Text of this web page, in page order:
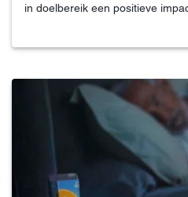
in doelbereik een positieve